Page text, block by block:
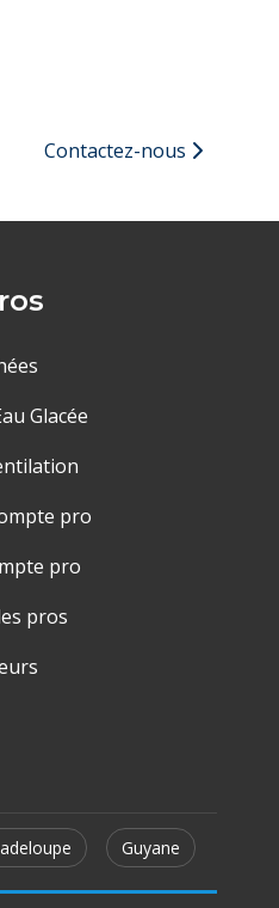
Contactez-nous
Glacée
pro
pro
pros
Guyane